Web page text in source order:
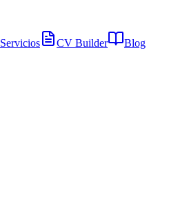
Servicios CV Builder Blog